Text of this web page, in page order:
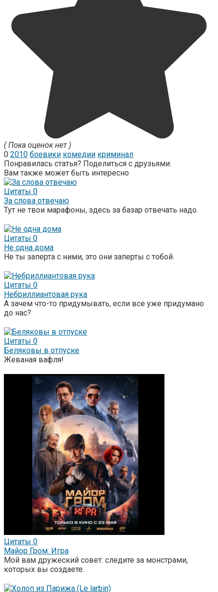
( Пока оценок нет )
0 2010 боевики комедии криминал
Понравилась статья? Поделиться с друзьями:
Вам также может быть интересно
Цитаты 0
За слова отвечаю
Тут не твои марафоны, здесь за базар отвечать надо.
Цитаты 0
Не одна дома
Не ты заперта с ними, это они заперты с тобой.
Цитаты 0
Небриллиантовая рука
А зачем что-то придумывать, если все уже придумано
до нас?
Цитаты 0
Беляковы в отпуске
Жеваная вафля!
Цитаты 0
Майор Гром: Игра
Мой вам дружеский совет: следите за монстрами,
которых вы создаете.